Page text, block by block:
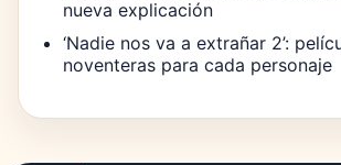
nueva explicación
‘Nadie nos va a extrañar 2’:
noventeras para cada personaje